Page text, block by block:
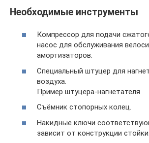
Необходимые инструменты
Компрессор для подачи
насос для обслуживания
амортизаторов.
Специальный штуцер для
воздуха.
Пример штуцера-нагнетателя
Съёмник стопорных колец.
Накидные ключи
зависит от конструкции стойки.